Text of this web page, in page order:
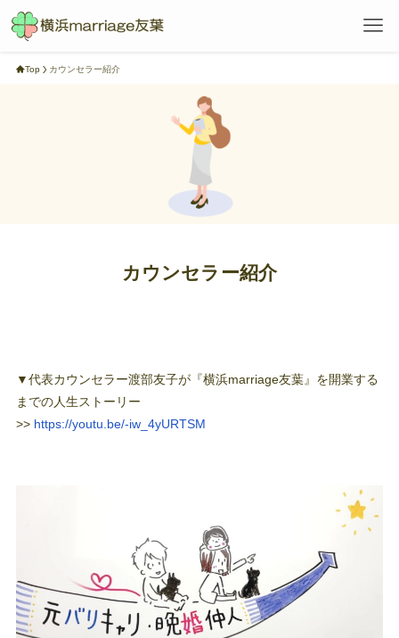
Top カウンセラー紹介
カウンセラー紹介
▼代表カウンセラー渡部友子が『横浜marriage友葉』を開業する
までの人生ストーリー
>> https://youtu.be/-iw_4yURTSM